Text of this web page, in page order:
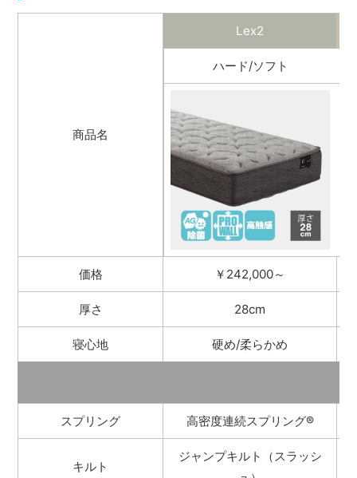
商品名
Lex2
ハード/ソフト
価格 ￥242,000～
厚さ 28cm
寝心地 硬め/柔らかめ
スプリング 高密度連続スプリング®
キルト
ジャンプキルト（スラッシ